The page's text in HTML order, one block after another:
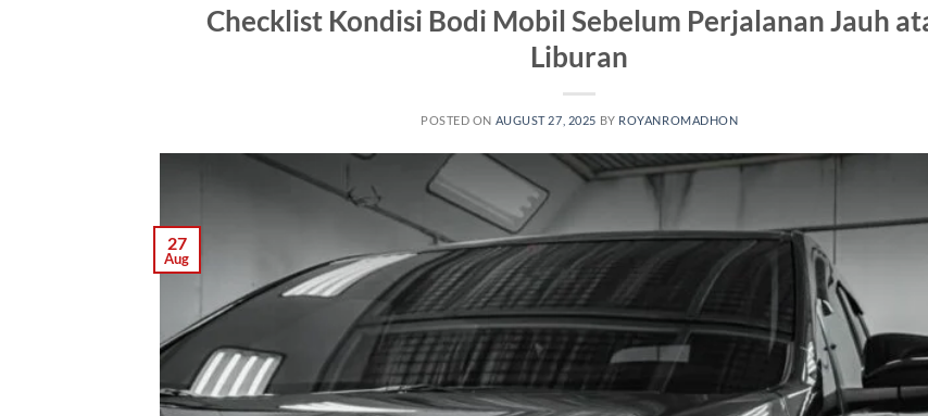
Checklist Kondisi Bodi Mobil Sebelum Perjalanan Jauh
Liburan
POSTED ON AUGUST 27, 2025 BY ROYANROMADHON
27
Aug